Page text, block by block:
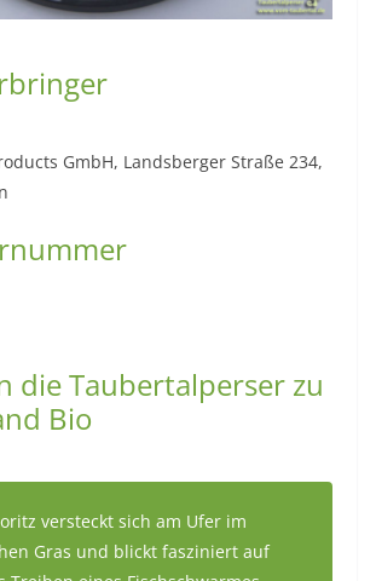
GmbH, Landsberger Straße 234,
die Taubertalperser zu
Bio
versteckt sich am Ufer im
Gras und blickt fasziniert auf